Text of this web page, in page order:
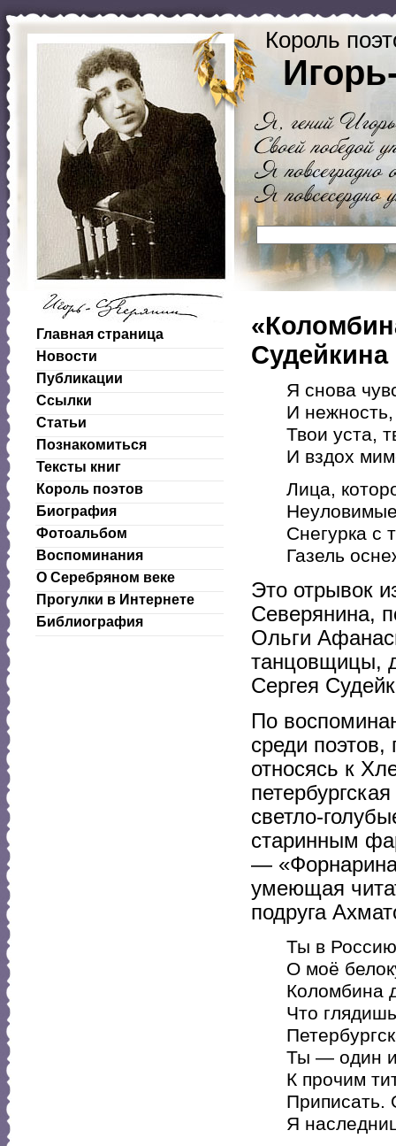
Король
Главная страница
Новости
Публикации
Ссылки
Статьи
Познакомиться
Тексты книг
Король поэтов
Биография
Фотоальбом
Воспоминания
О Серебряном веке
Прогулки в Интернете
Библиография
Судейкина
Я снова
И
Твои уста,
И вздох
Лица,
Снегурка с
Газель
Это отрывок
Северянина,
Ольги
танцовщицы,
Сергея
По
среди
относясь к
светло-
старинным
— «Форнарина
умеющая
подруга
Ты в
О моё
Коломбина
Что
Ты — один
К прочим
Приписать.
Я